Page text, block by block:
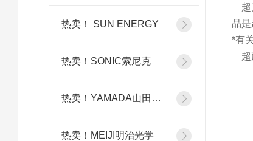
热卖！ SUN ENERGY
热卖！SONIC索尼克
热卖！YAMADA山田光学
热卖！MEIJI明治光学
超
品
*有